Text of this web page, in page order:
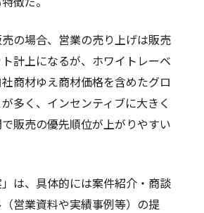
の場合、営業の売り上げは販売
計上になるが、ホワイトレーベ
商材ゆえ商材価格を含めたグロ
多く、インセンティブに大きく
販売の優先順位が上がりやすい
」は、具体的には案件紹介・商談
営業資料や実績事例等）の提